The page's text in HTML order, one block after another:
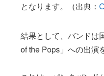
となります。（出典：
結果として、バンドは
of the Pops」への出演